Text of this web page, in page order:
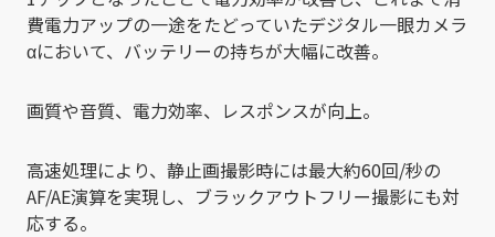
費電力アップの一途をたどっていたデジタル一眼カメラ
αにおいて、バッテリーの持ちが大幅に改善。
画質や音質、電力効率、レスポンスが向上。
高速処理により、静止画撮影時には最大約60回/秒の
AF/AE演算を実現し、ブラックアウトフリー撮影にも対
応する。